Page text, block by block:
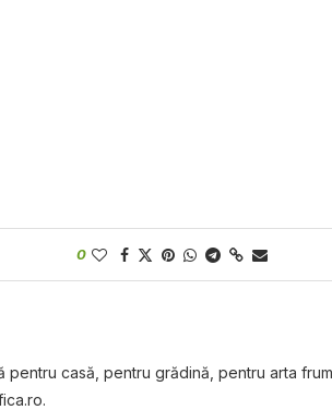
0
pentru casă, pentru grădină, pentru arta